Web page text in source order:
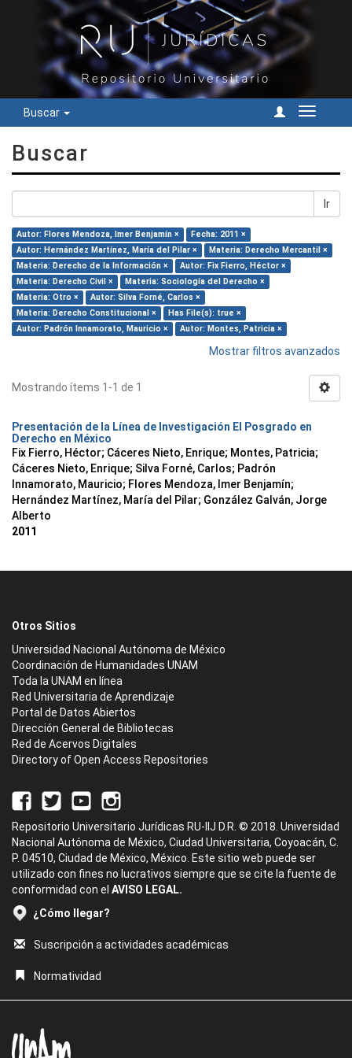
Buscar
Cambiar
Buscar
Ir
Autor: Flores Mendoza, Imer Benjamín ×
Fecha: 2011 ×
Autor: Hernández Martínez, María del Pilar ×
Materia: Derecho Mercantil ×
Materia: Derecho de la Información ×
Autor: Fix Fierro, Héctor ×
Materia: Derecho Civil ×
Materia: Sociología del Derecho ×
Materia: Otro ×
Autor: Silva Forné, Carlos ×
Materia: Derecho Constitucional ×
Has File(s): true ×
Autor: Padrón Innamorato, Mauricio ×
Autor: Montes, Patricia ×
Mostrar filtros avanzados
Mostrando ítems 1-1 de 1
Presentación de la Línea de Investigación El Posgrado en
Derecho en México
Fix Fierro, Héctor; Cáceres Nieto, Enrique; Montes, Patricia;
Cáceres Nieto, Enrique; Silva Forné, Carlos; Padrón
Innamorato, Mauricio; Flores Mendoza, Imer Benjamín;
Hernández Martínez, María del Pilar; González Galván, Jorge
Alberto
2011
Otros Sitios
Universidad Nacional Autónoma de México
Coordinación de Humanidades UNAM
Toda la UNAM en línea
Red Universitaria de Aprendizaje
Portal de Datos Abiertos
Dirección General de Bibliotecas
Red de Acervos Digitales
Directory of Open Access Repositories
Repositorio Universitario Jurídicas RU-IIJ D.R. © 2018. Universidad
Nacional Autónoma de México, Ciudad Universitaria, Coyoacán, C.
P. 04510, Ciudad de México, México. Este sitio web puede ser
utilizado con fines no lucrativos siempre que se cite la fuente de
conformidad con el AVISO LEGAL.
¿Cómo llegar?
Suscripción a actividades académicas
Normatividad